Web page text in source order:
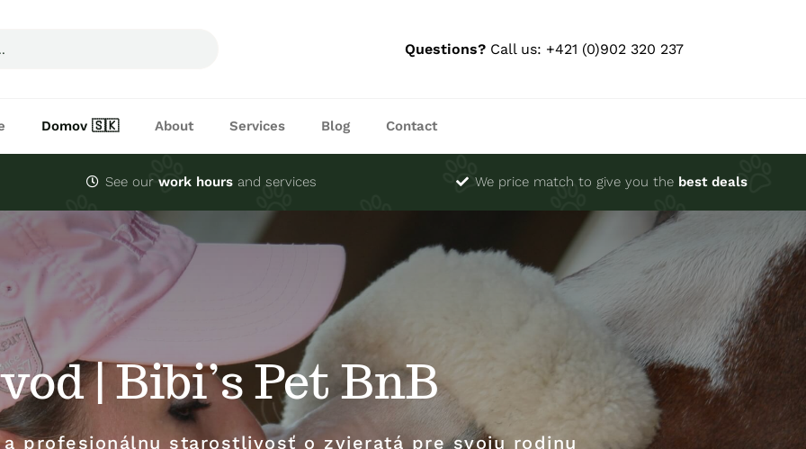
Questions?Call us: +421 (0)902 320 237
Domov 🇸🇰 About Services Blog Contact
See our work hoursand services We price match to give you the best deals
| Bibi’s Pet BnB
profesionálnu starostlivosť o zvieratá pre svoju rodinu